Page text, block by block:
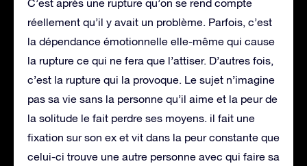
C’est après une rupture qu’on se rend compte
réellement qu’il y avait un problème. Parfois, c’est
la dépendance émotionnelle elle-même qui cause
la rupture ce qui ne fera que l’attiser. D’autres fois,
c’est la rupture qui la provoque. Le sujet n’imagine
pas sa vie sans la personne qu’il aime et la peur de
la solitude le fait perdre ses moyens. il fait une
fixation sur son ex et vit dans la peur constante que
celui-ci trouve une autre personne avec qui faire sa